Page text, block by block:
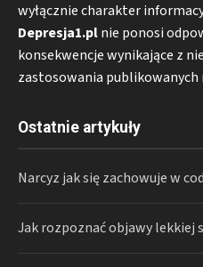
wyłącznie charakter
Depresja1.plnie ponosi
konsekwencje wynikające z
zastosowania publikowanych
Ostatnie artykuły
Narcyz jak się zachowuje w
Jak rozpoznać objawy lekkiej